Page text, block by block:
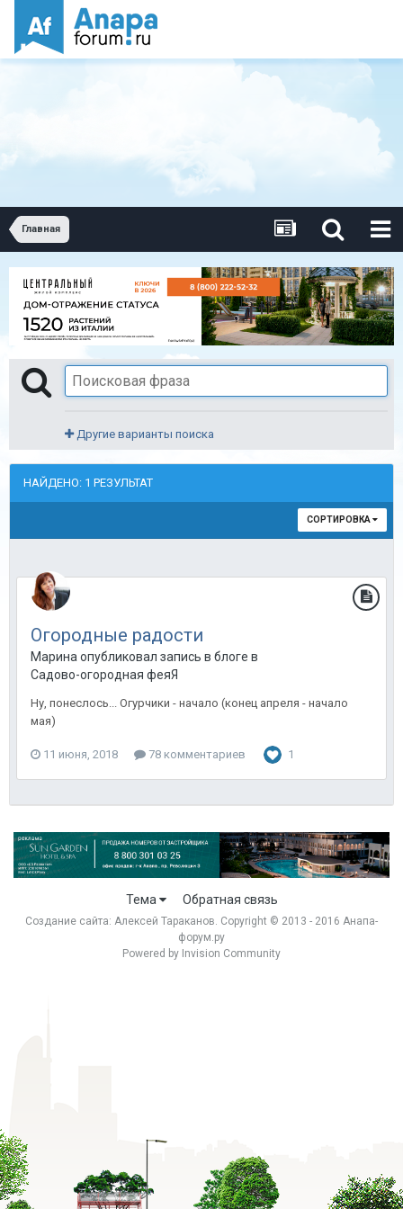
Главная
Другие варианты поиска
НАЙДЕНО: 1 РЕЗУЛЬТАТ
СОРТИРОВКА
Огородные радости
Марина опубликовал запись в блоге в
Садово-огородная феяЯ
Ну, понеслось... Огурчики - начало (конец апреля - начало
мая)
11 июня, 2018 78 комментариев 1
Тема Обратная связь
Создание сайта: Алексей Тараканов. Copyright © 2013 - 2016 Анапа-
форум.ру
Powered by Invision Community